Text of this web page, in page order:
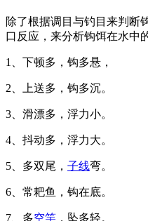
除了根据调目与钓目来判断
口反应，来分析钩饵在水中
1、下顿多，钩多悬，
2、上送多，钩多沉。
3、滑漂多，浮力小。
4、抖动多，浮力大。
5、多双尾， 子线弯。
6、常耙鱼，钩在底。
7、多空竿 ，坠多轻。